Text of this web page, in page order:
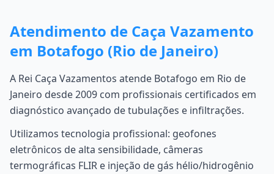
Atendimento de Caça Vazamento
em Botafogo (Rio de Janeiro)
A Rei Caça Vazamentos atende Botafogo em Rio de
Janeiro desde 2009 com profissionais certificados em
diagnóstico avançado de tubulações e infiltrações.
Utilizamos tecnologia profissional: geofones
eletrônicos de alta sensibilidade, câmeras
termográficas FLIR e injeção de gás hélio/hidrogênio